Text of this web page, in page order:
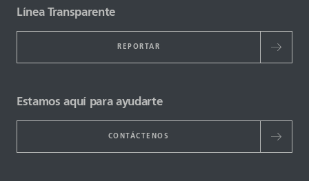
Línea Transparente
REPORTAR
Estamos aquí para ayudarte
CONTÁCTENOS